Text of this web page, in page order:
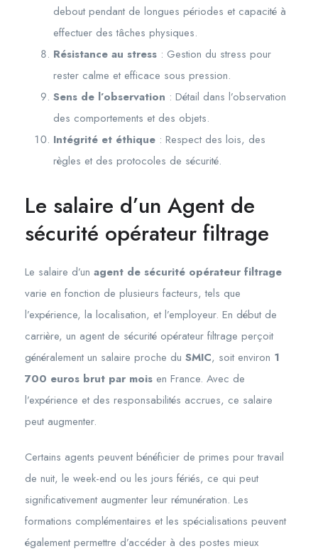
debout pendant de longues périodes et capacité à
effectuer des tâches physiques.
Résistance au stress : Gestion du stress pour
rester calme et efficace sous pression.
Sens de l’observation : Détail dans l’observation
des comportements et des objets.
Intégrité et éthique : Respect des lois, des
règles et des protocoles de sécurité.
Le salaire d’un Agent de
sécurité opérateur filtrage
Le salaire d’un agent de sécurité opérateur filtrage
varie en fonction de plusieurs facteurs, tels que
l’expérience, la localisation, et l’employeur. En début de
carrière, un agent de sécurité opérateur filtrage perçoit
généralement un salaire proche du SMIC, soit environ 1
700 euros brut par mois en France. Avec de
l’expérience et des responsabilités accrues, ce salaire
peut augmenter.
Certains agents peuvent bénéficier de primes pour travail
de nuit, le week-end ou les jours fériés, ce qui peut
significativement augmenter leur rémunération. Les
formations complémentaires et les spécialisations peuvent
également permettre d’accéder à des postes mieux